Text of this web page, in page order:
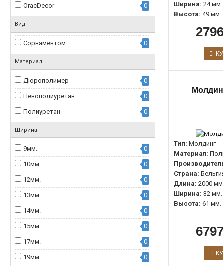
OracDecor 0
Вид
Сорнаментом 0
Материал
Дюрополимер 0
Пенополиуретан 0
Полиуретан 0
Ширина
9мм. 0
10мм. 0
12мм. 0
13мм. 0
14мм. 0
15мм. 0
17мм. 0
19мм. 0
Ширина: 24 мм.
Высота: 49 мм.
Тип: Молдинг
Материал:
Страна:
Длина: 2000 мм
Ширина: 32 мм.
Высота: 61 мм.